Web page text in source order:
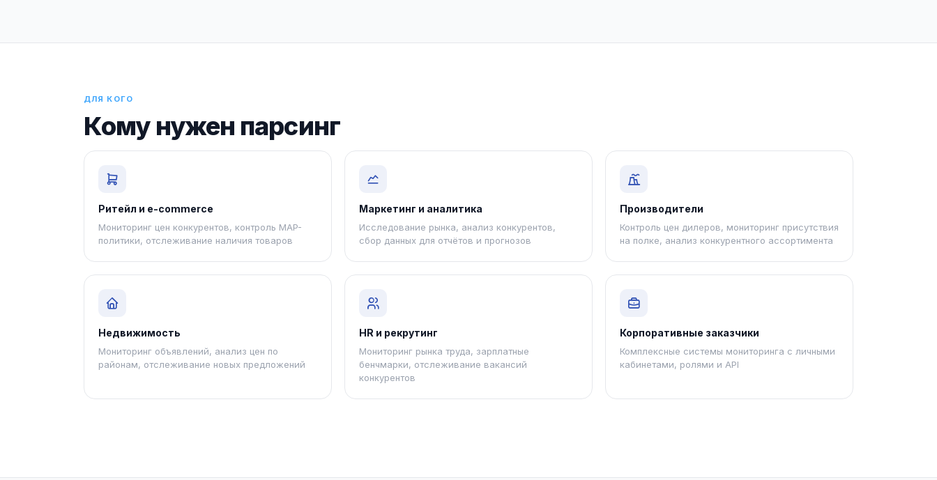
ДЛЯ КОГО
Кому нужен парсинг
Ритейл и e-commerce
Мониторинг цен конкурентов, контроль MAP-
политики, отслеживание наличия товаров
Маркетинг и аналитика
Исследование рынка, анализ конкурентов,
сбор данных для отчётов и прогнозов
Производители
Контроль цен дилеров, мониторинг присутствия
на полке, анализ конкурентного ассортимента
Недвижимость
Мониторинг объявлений, анализ цен по
районам, отслеживание новых предложений
HR и рекрутинг
Мониторинг рынка труда, зарплатные
бенчмарки, отслеживание вакансий
конкурентов
Корпоративные заказчики
Комплексные системы мониторинга с личными
кабинетами, ролями и API